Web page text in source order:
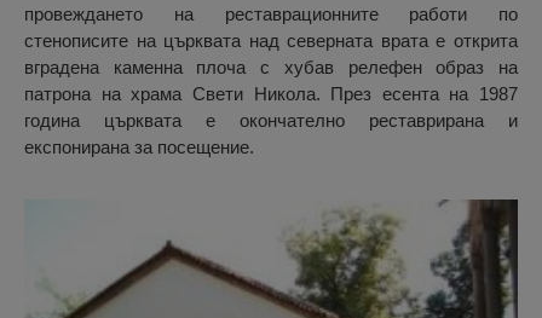
провеждането на реставрационните работи по
стенописите на църквата над северната врата е открита
вградена каменна плоча с хубав релефен образ на
патрона на храма Свети Никола. През есента на 1987
година църквата е окончателно реставрирана и
експонирана за посещение.